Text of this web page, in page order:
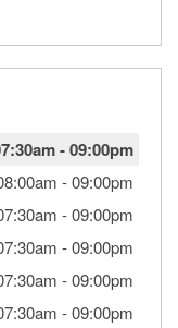
-09:00pm
-09:00pm
-09:00pm
-09:00pm
-09:00pm
-09:00pm